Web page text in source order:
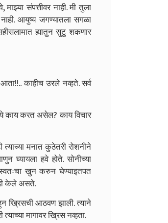
संपत्तीवर नाही. मी तुला
आयुष्य जगण्यातला सगळा
ह्यातुन सुटु शकणार
आता!!.. काहीच उरले नव्हते. सर्व
काय करत असेल? काय विचार
त्याच्या मनात कुठेतरी रोशनीने
घ्यायला हवे होते. सोनीच्या
खुन करुन घेण्याइतपत
केले असते.
ख्रिसची आठवण झाली. त्याने
मागावर ख्रिस नव्हता.